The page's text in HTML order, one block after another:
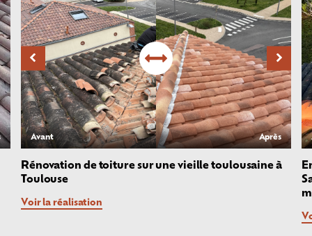
Avant Après
Rénovation de toiture sur une vieille toulousaine à
Toulouse
Voir la réalisation